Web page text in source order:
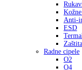
Anti-
ESD
Radne cipele
O2
O4